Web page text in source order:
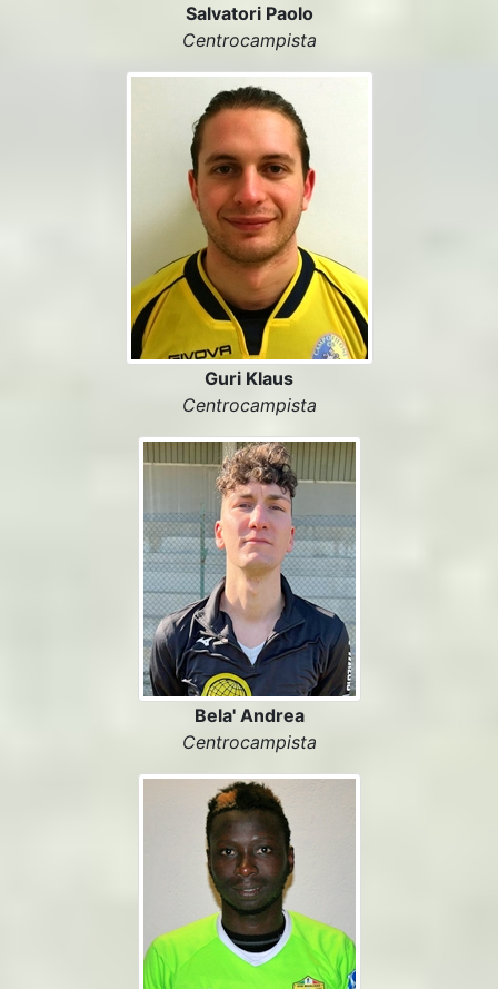
Salvatori Paolo
Centrocampista
Guri Klaus
Centrocampista
Bela' Andrea
Centrocampista